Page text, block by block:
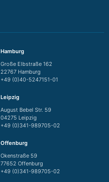
Hamburg
Große Elbstraße 162
22767 Hamburg
+49 (0)40-5247151-01
Leipzig
August Bebel Str. 59
04275 Leipzig
+49 (0)341-989705-02
Offenburg
Okenstraße 59
77652 Offenburg
+49 (0)341-989705-02